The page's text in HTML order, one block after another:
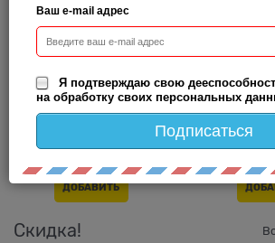
Устройство сланцевой
кровли
2 500 руб.
ДОБАВИТЬ
"Гибкое
от
Скидка!
Ваш e-mail адрес
Я подтверждаю свою
на обработку своих персональных
Подписаться